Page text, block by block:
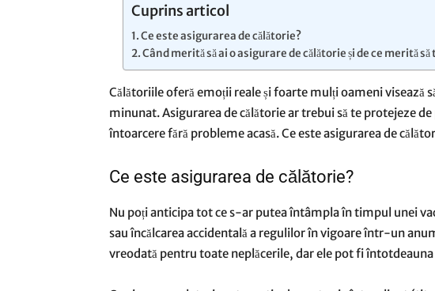
Cuprins articol
Ce este asigurarea de călătorie?
Când merită să ai o asigurare de călătorie și de ce merită
Călătoriile oferă emoții reale și foarte mulți oameni visează
minunat. Asigurarea de călătorie ar trebui să te protejeze
întoarcere fără probleme acasă. Ce este asigurarea de
Ce este asigurarea de călătorie?
Nu poți anticipa tot ce s-ar putea întâmpla în timpul unei
sau încălcarea accidentală a regulilor în vigoare într-un
vreodată pentru toate neplăcerile, dar ele pot fi